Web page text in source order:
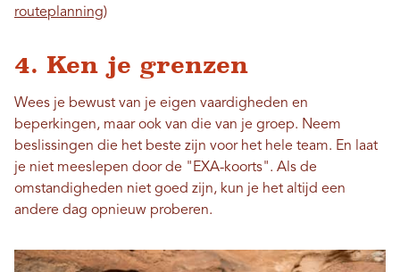
routeplanning)
4. Ken je grenzen
Wees je bewust van je eigen vaardigheden en
beperkingen, maar ook van die van je groep. Neem
beslissingen die het beste zijn voor het hele team. En laat
je niet meeslepen door de "EXA-koorts". Als de
omstandigheden niet goed zijn, kun je het altijd een
andere dag opnieuw proberen.